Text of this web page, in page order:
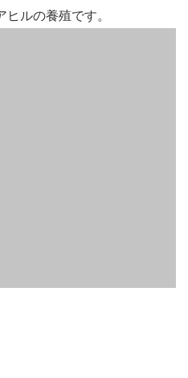
ルの養殖です。